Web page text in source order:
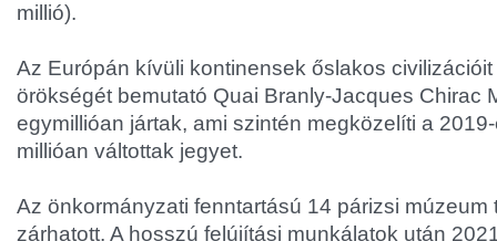
millió).
Az Európán kívüli kontinensek őslakos
örökségét bemutató Quai Branly-Jacques Chirac
egymillióan jártak, ami szintén megközelíti a
millióan váltottak jegyet.
Az önkormányzati fenntartású 14 párizsi múzeum
zárhatott. A hosszú felújítási munkálatok után